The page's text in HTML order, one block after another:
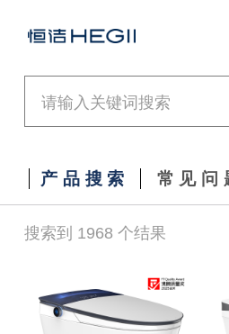
产品搜索 常见问
搜索到 1968 个结果